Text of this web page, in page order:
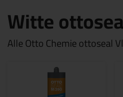
Witte
Alle Otto Chemie ottoseal